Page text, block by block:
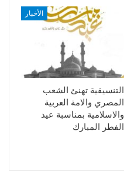
الأخبار
التنسيقية تهنئ الشعب
المصري والامة العربية
والاسلامية بمناسبة عيد
الفطر المبارك